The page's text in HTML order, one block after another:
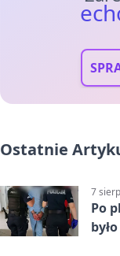
Ostatnie
7
Po